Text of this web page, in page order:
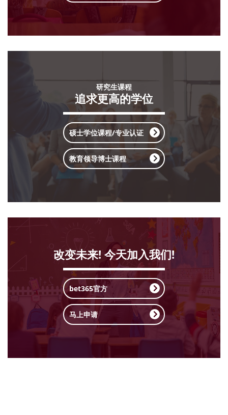
研究生课程
追求更高的学位
硕士学位课程/专业认证
教育领导博士课程
改变未来! 今天加入我们!
bet365官方
马上申请